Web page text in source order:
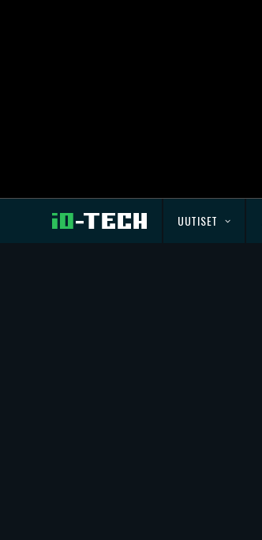
UUTISET